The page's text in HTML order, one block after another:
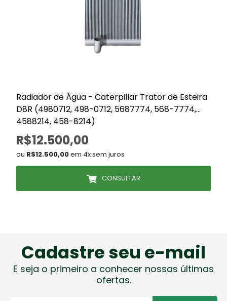
Radiador de Água - Caterpillar Trator de Esteira
D8R (4980712, 498-0712, 5687774, 568-7774,
4588214, 458-8214)
R$12.500,00
ou R$12.500,00em 4x sem juros
CONSULTAR
Cadastre seu e-mail
E seja o primeiro a conhecer nossas últimas
ofertas.